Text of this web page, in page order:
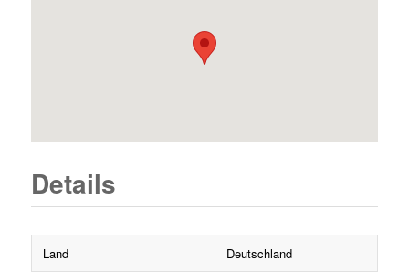
Details
Land Deutschland